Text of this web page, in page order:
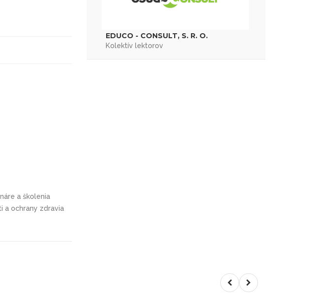
a školenia
a ochrany zdravia
EDUCO - CONSULT, S. R. O.
Kolektív lektorov